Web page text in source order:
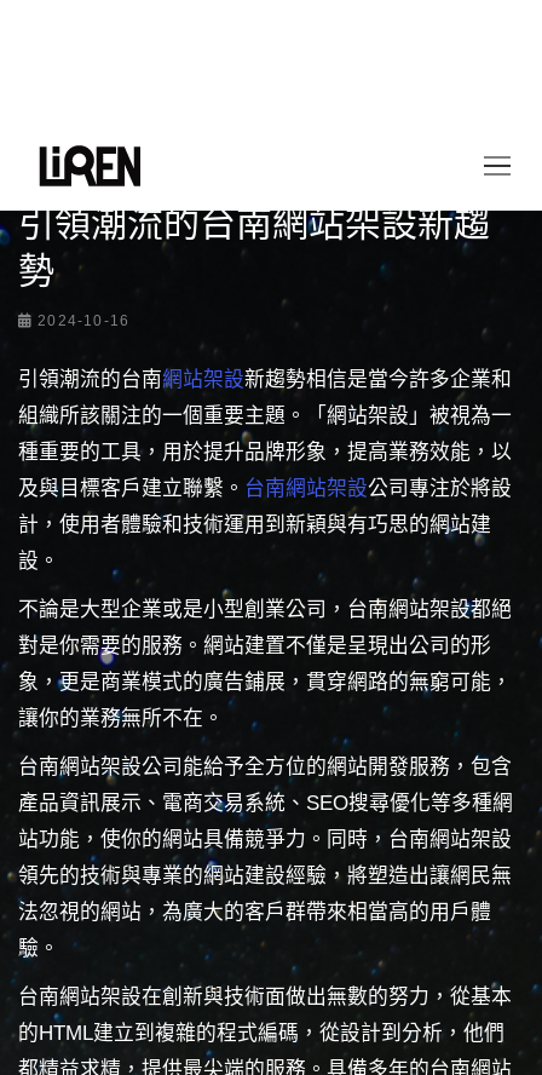
最新情報
引領潮流的台南網站架設新趨
勢
2024-10-16
引領潮流的台南網站架設新趨勢相信是當今許多企業和
組織所該關注的一個重要主題。「網站架設」被視為一
種重要的工具，用於提升品牌形象，提高業務效能，以
及與目標客戶建立聯繫。 台南網站架設公司專注於將設
計，使用者體驗和技術運用到新穎與有巧思的網站建
設。
不論是大型企業或是小型創業公司，台南網站架設都絕
對是你需要的服務。網站建置不僅是呈現出公司的形
象，更是商業模式的廣告鋪展，貫穿網路的無窮可能，
讓你的業務無所不在。
台南網站架設公司能給予全方位的網站開發服務，包含
產品資訊展示、電商交易系統、SEO搜尋優化等多種網
站功能，使你的網站具備競爭力。同時，台南網站架設
領先的技術與專業的網站建設經驗，將塑造出讓網民無
法忽視的網站，為廣大的客戶群帶來相當高的用戶體
驗。
台南網站架設在創新與技術面做出無數的努力，從基本
的HTML建立到複雜的程式編碼，從設計到分析，他們
都精益求精，提供最尖端的服務。具備多年的台南網站